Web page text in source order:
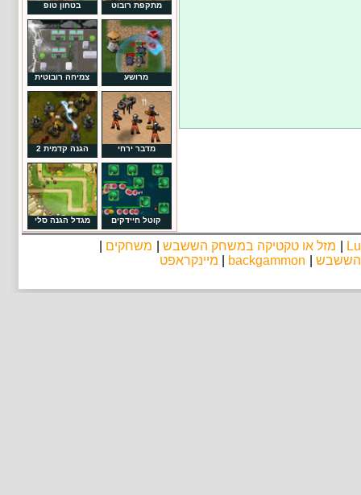
מתקפת רובוט בטחון טופ
מרושע צמיחה רובוטית
מדבר ירחי הגנה קדמית 2
קוטל חיידקים מגדל הגנה סלי
מזל או טקטיקה במשחק הששבש משחקים
הששבש
backgammon מיינקראפט